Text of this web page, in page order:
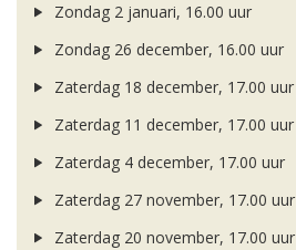
Zondag 2 januari, 16.00 uur
Zondag 26 december, 16.00 uur
Zaterdag 18 december, 17.00 uur
Zaterdag 11 december, 17.00 uur
Zaterdag 4 december, 17.00 uur
Zaterdag 27 november, 17.00 uur
Zaterdag 20 november, 17.00 uur